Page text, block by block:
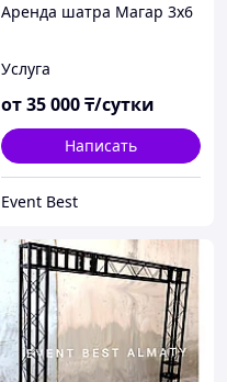
Аренда шатра Магар 3х6
Услуга
от35 000₸/сутки
Написать
Event Best